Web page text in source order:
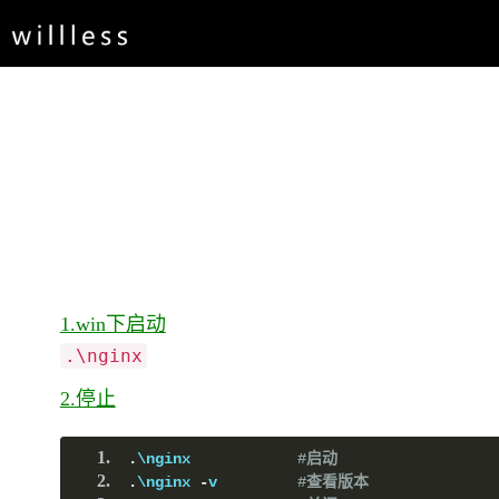
1.win下启动
.\nginx
2.停止
.\nginx #启动
.\nginx -v #查看版本